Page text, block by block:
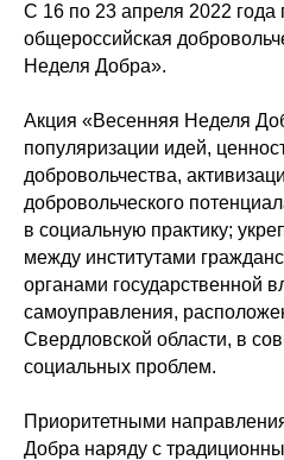
С 16 по 23 апреля 2022 года
общероссийская
Неделя Добра».
Акция «Весенняя Неделя
популяризации идей,
добровольчества,
добровольческого
в социальную практику;
между институтами
органами государственной
самоуправления,
Свердловской области, в
социальных проблем.
Приоритетными
Добра наряду с